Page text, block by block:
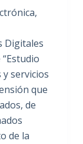
Digitales
servicios
que
de
de la